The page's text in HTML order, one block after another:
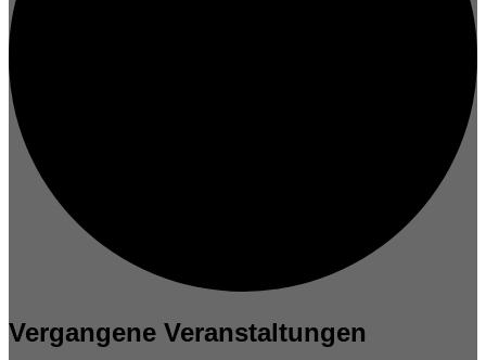
Vergangene Veranstaltungen